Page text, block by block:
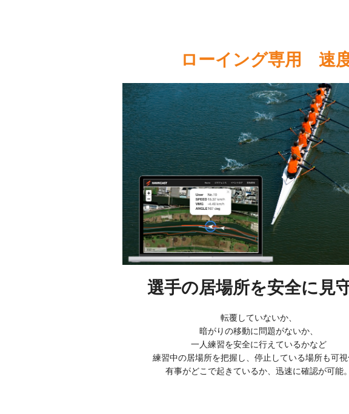
ローイング専用 速
選手の居場所を安全に見
転覆していないか、
暗がりの移動に問題がないか、
一人練習を安全に行えているかなど
練習中の居場所を把握し、停止している場所も可視
有事がどこで起きているか、迅速に確認が可能。